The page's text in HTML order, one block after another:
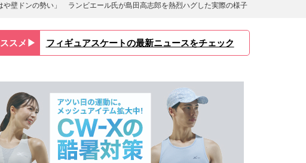
や壁ドンの勢い」 ランビエール氏が島田高志郎を熱烈ハグした実際の様子
スメ▶︎ フィギュアスケートの最新ニュースをチェック